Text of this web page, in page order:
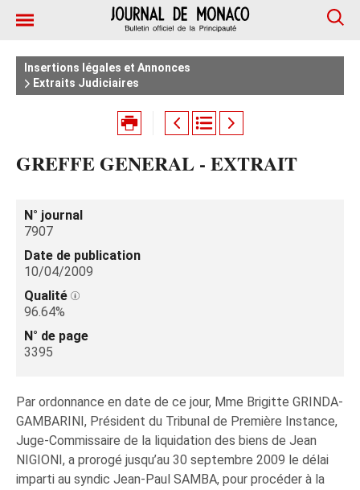
Insertions légales et Annonces
Extraits Judiciaires
GREFFE GENERAL - EXTRAIT
N° journal
7907
Date de publication
10/04/2009
Qualité
96.64%
N° de page
3395
Par ordonnance en date de ce jour, Mme Brigitte GRINDA-
GAMBARINI, Président du Tribunal de Première Instance,
Juge-Commissaire de la liquidation des biens de Jean
NIGIONI, a prorogé jusqu’au 30 septembre 2009 le délai
imparti au syndic Jean-Paul SAMBA, pour procéder à la